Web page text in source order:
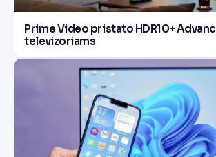
Prime Video pristato HDR10+
televizoriams